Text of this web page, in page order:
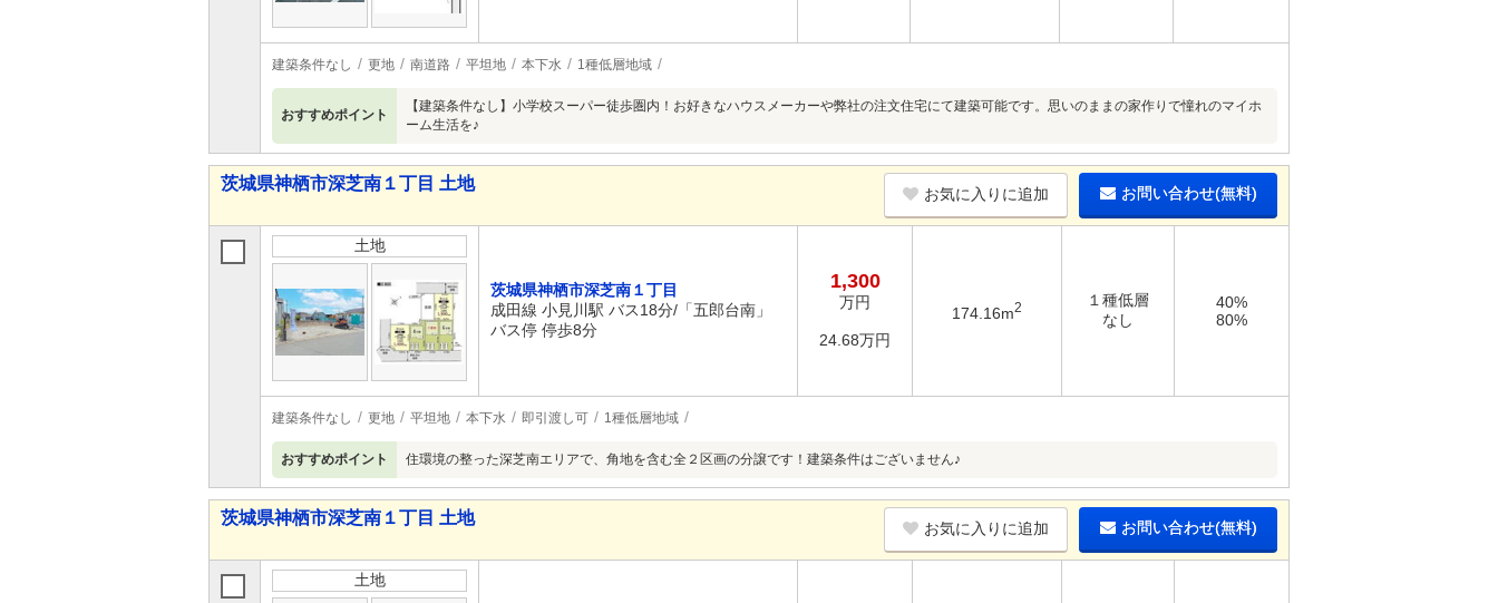
建築条件なし 更地 南道路 平坦地 本下水 1種低層地域
おすすめポイント
【建築条件なし】小学校スーパー徒歩圏内！お好きなハウスメーカーや弊社の注文住宅にて建築可能です。思いのままの家作りで憧れのマイホ
ーム生活を♪
茨城県神栖市深芝南１丁目 土地
お気に入りに追加 お問い合わせ(無料)
土地
茨城県神栖市深芝南１丁目
成田線 小見川駅 バス18分/「五郎台南」
バス停 停歩8分
1,300
万円
24.68万円
174.16m2
１種低層
なし
40%
80%
建築条件なし 更地 平坦地 本下水 即引渡し可 1種低層地域
おすすめポイント 住環境の整った深芝南エリアで、角地を含む全２区画の分譲です！建築条件はございません♪
茨城県神栖市深芝南１丁目 土地
お気に入りに追加 お問い合わせ(無料)
土地